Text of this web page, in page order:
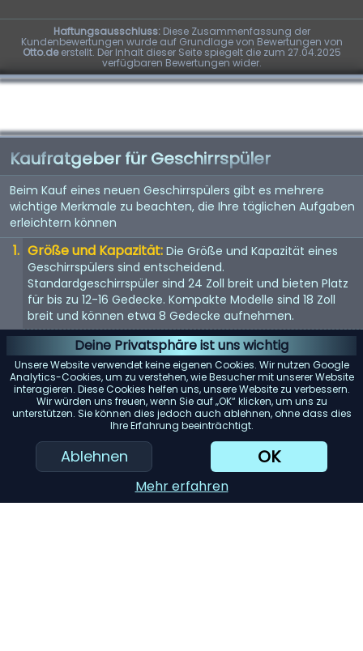
Deine Privatsphäre ist uns wichtig
Unsere Website verwendet keine eigenen Cookies. Wir nutzen Google
Analytics-Cookies, um zu verstehen, wie Besucher mit unserer Website
interagieren. Diese Cookies helfen uns, unsere Website zu verbessern.
Wir würden uns freuen, wenn Sie auf „OK“ klicken, um uns zu
unterstützen. Sie können dies jedoch auch ablehnen, ohne dass dies
Ihre Erfahrung beeinträchtigt.
Ablehnen OK
Mehr erfahren
Haftungsausschluss:Diese Zusammenfassung der
Kundenbewertungen wurde auf Grundlage von Bewertungen von
Otto.deerstellt. Der Inhalt dieser Seite spiegelt die zum 27.04.2025
verfügbaren Bewertungen wider.
Kaufratgeber für Geschirrspüler
Beim Kauf eines neuen Geschirrspülers gibt es mehrere
wichtige Merkmale zu beachten, die Ihre täglichen Aufgaben
erleichtern können
Größe und Kapazität: Die Größe und Kapazität eines
Geschirrspülers sind entscheidend.
Standardgeschirrspüler sind 24 Zoll breit und bieten Platz
für bis zu 12-16 Gedecke. Kompakte Modelle sind 18 Zoll
breit und können etwa 8 Gedecke aufnehmen.
Energieeffizienz: Achten Sie auf Geschirrspüler mit einer
Energy Star-Bewertung. Diese Modelle verbrauchen
weniger Wasser und Strom, was Ihnen langfristig Geld
spart.
Geräuschpegel: Geschirrspüler können laut sein. Wenn
Lärm ein Problem darstellt, suchen Sie nach Modellen mit
einem Dezibelwert von 45 oder darunter.
Reinigungsleistung:
Achten Sie auf Geschirrspüler mit
mehreren Spülzyklen und Optionen. Modelle mit einem